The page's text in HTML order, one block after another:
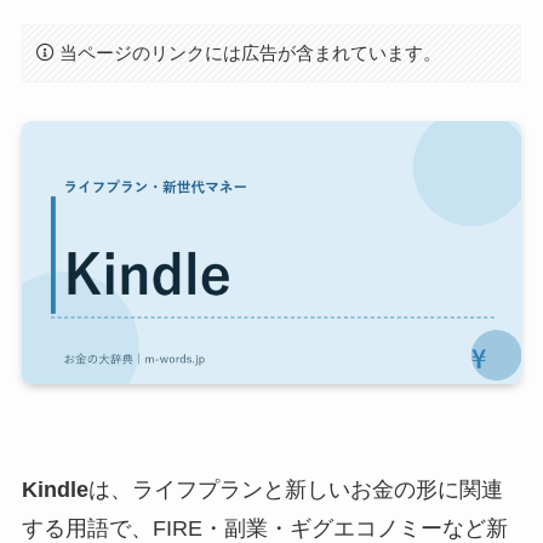
当ページのリンクには広告が含まれています。
Kindleは、ライフプランと新しいお金の形に関連
する用語で、FIRE・副業・ギグエコノミーなど新